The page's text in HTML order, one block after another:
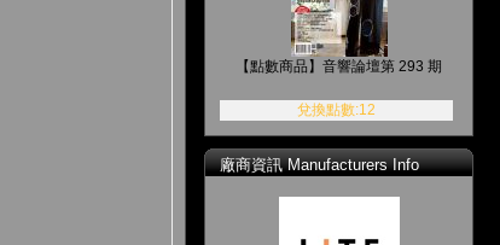
【點數商品】音響論壇第 293 期
兌換點數:12
廠商資訊 Manufacturers Info